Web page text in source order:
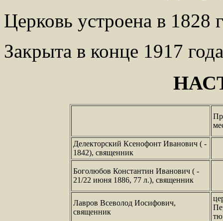
Церковь устроена в 1828
Закрыта в конце 1917
Делекторский Ксенофонт Иванович ( -
1842), священник
Боголюбов Константин Иванович ( -
21/22 июня 1886, 77 л.), священник
Лавров Всеволод Иосифович,
священник